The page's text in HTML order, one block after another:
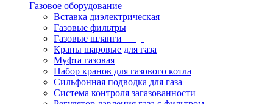
Газовое оборудование
Вставка диэлектрическая
Газовые фильтры
Газовые шланги
Краны шаровые для газа
Муфта газовая
Набор кранов для газового котла
Сильфонная подводка для газа
Система контроля загазованности